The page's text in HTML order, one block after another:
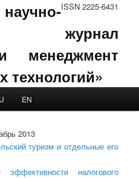
ISSN 2225-6431
журнал
менеджмент
технологий»
EN
2013
туризм и отдельные его
налогового